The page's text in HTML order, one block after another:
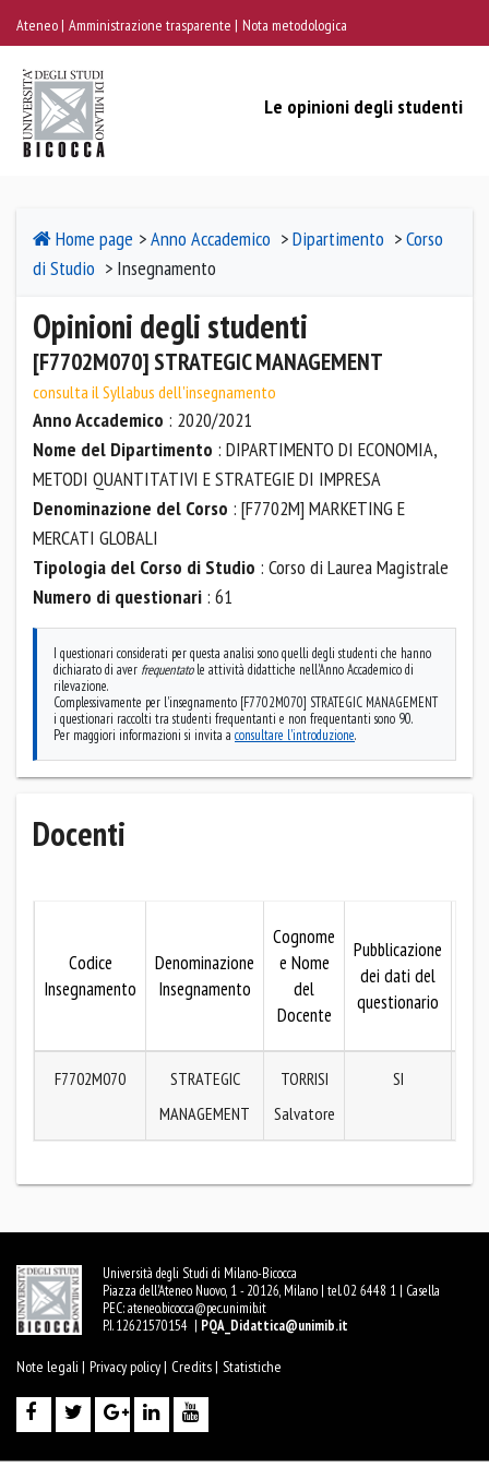
Ateneo Amministrazione trasparente Nota metodologica
Le opinioni degli studenti
Home page >Anno Accademico >Dipartimento >Corso
di Studio > Insegnamento
Opinioni degli studenti
[F7702M070] STRATEGIC MANAGEMENT
consulta il Syllabus dell'insegnamento
Anno Accademico : 2020/2021
Nome del Dipartimento : DIPARTIMENTO DI ECONOMIA,
METODI QUANTITATIVI E STRATEGIE DI IMPRESA
Denominazione del Corso : [F7702M] MARKETING E
MERCATI GLOBALI
Tipologia del Corso di Studio : Corso di Laurea Magistrale
Numero di questionari : 61
I questionari considerati per questa analisi sono quelli degli studenti che hanno
dichiarato di aver frequentatole attività didattiche nell'Anno Accademico di
rilevazione.
Complessivamente per l'insegnamento [F7702M070] STRATEGIC MANAGEMENT
i questionari raccolti tra studenti frequentanti e non frequentanti sono 90.
Per maggiori informazioni si invita a consultare l'introduzione.
Docenti
Codice
Insegnamento
Denominazione
Insegnamento
Cognome
e Nome
del
Docente
Pubblicazione
dei dati del
questionario
F7702M070
STRATEGIC
MANAGEMENT
TORRISI
Salvatore
SI
Università degli Studi di Milano-Bicocca
Piazza dell'Ateneo Nuovo, 1 - 20126, Milano | tel. 02 6448 1 | Casella
PEC:ateneo.bicocca@pec.unimib.it
P.I. 12621570154 | PQA_Didattica@unimib.it
Note legali | Privacy policy | Credits | Statistiche